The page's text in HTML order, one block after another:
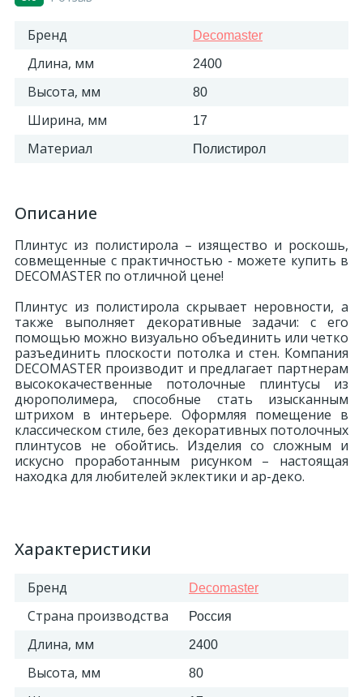
Бренд Decomaster
Длина, мм 2400
Высота, мм 80
Ширина, мм 17
Материал Полистирол
Описание
Плинтус из полистирола – изящество и роскошь,
совмещенные с практичностью - можете купить в
DECOMASTER по отличной цене!
Плинтус из полистирола скрывает неровности, а
также выполняет декоративные задачи: с его
помощью можно визуально объединить или четко
разъединить плоскости потолка и стен. Компания
DECOMASTER производит и предлагает партнерам
высококачественные потолочные плинтусы из
дюрополимера, способные стать изысканным
штрихом в интерьере. Оформляя помещение в
классическом стиле, без декоративных потолочных
плинтусов не обойтись. Изделия со сложным и
искусно проработанным рисунком – настоящая
находка для любителей эклектики и ар-деко.
Характеристики
Бренд Decomaster
Страна производства Россия
Длина, мм 2400
Высота, мм 80